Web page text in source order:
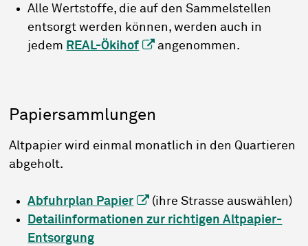
Alle Wertstoffe, die auf den Sammelstellen
entsorgt werden können, werden auch in
jedem REAL-Ökihof angenommen.
Papiersammlungen
Altpapier wird einmal monatlich in den Quartieren
abgeholt.
Abfuhrplan Papier
(ihre Strasse auswählen)
Detailinformationen zur richtigen Altpapier-
Entsorgung